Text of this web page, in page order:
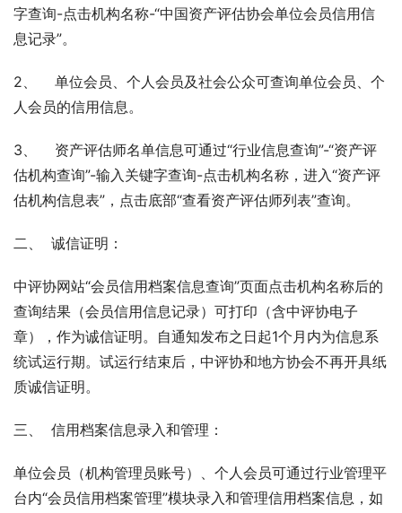
字查询-点击机构名称-“中国资产评估协会单位会员信用信
息记录”。
2、    单位会员、个人会员及社会公众可查询单位会员、个
人会员的信用信息。
3、    资产评估师名单信息可通过“行业信息查询”-“资产评
估机构查询”-输入关键字查询-点击机构名称，进入“资产评
估机构信息表”，点击底部“查看资产评估师列表”查询。
二、  诚信证明：
中评协网站“会员信用档案信息查询”页面点击机构名称后的
查询结果（会员信用信息记录）可打印（含中评协电子
章），作为诚信证明。自通知发布之日起1个月内为信息系
统试运行期。试运行结束后，中评协和地方协会不再开具纸
质诚信证明。
三、  信用档案信息录入和管理：
单位会员（机构管理员账号）、个人会员可通过行业管理平
台内“会员信用档案管理”模块录入和管理信用档案信息，如